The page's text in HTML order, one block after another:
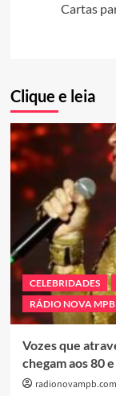
Cartas
Clique e leia
CELEBRIDADES
RÁDIO NOVA MPB
Vozes que
chegam aos 80
radionovampb.com